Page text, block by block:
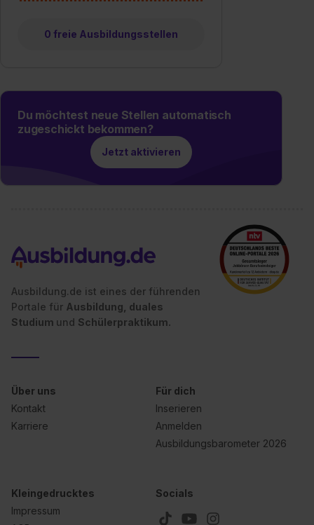
0 freie Ausbildungsstellen
Du möchtest neue Stellen automatisch
zugeschickt bekommen?
Jetzt aktivieren
Ausbildung.de ist eines der führenden
Portale für Ausbildung, duales
Studium und Schülerpraktikum.
Über uns
Kontakt
Karriere
Für dich
Inserieren
Anmelden
Ausbildungsbarometer 2026
Kleingedrucktes
Impressum
Socials